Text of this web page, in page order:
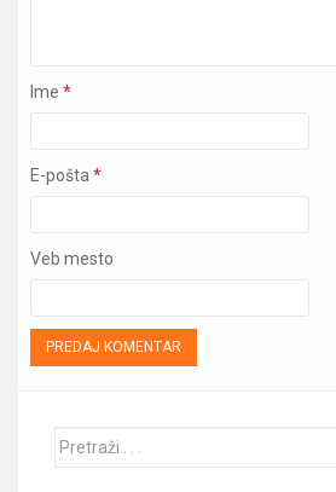
Ime *
E-pošta *
Veb mesto
Traži